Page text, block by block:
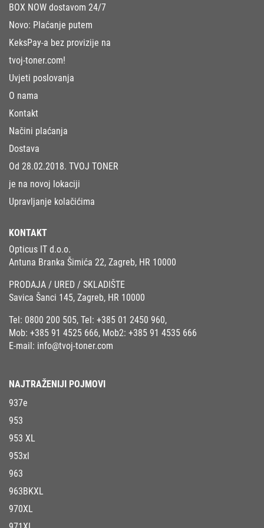
BOX NOW dostavom 24/7
Novo: Plaćanje putem
KeksPay-a bez provizije na
tvoj-toner.com!
Uvjeti poslovanja
O nama
Kontakt
Načini plaćanja
Dostava
Od 28.02.2018. TVOJ TONER
je na novoj lokaciji
Upravljanje kolačićima
KONTAKT
Opticus IT d.o.o.
Antuna Branka Šimića 22, Zagreb, HR 10000
PRODAJA / URED / SKLADIŠTE
Savica Šanci 145, Zagreb, HR 10000
Tel: 0800 200 505, Tel: +385 01 2450 960,
Mob: +385 91 4525 666, Mob2: +385 91 4535 666
E-mail: info@tvoj-toner.com
NAJTRAŽENIJI POJMOVI
937e
953
953 XL
953xl
963
963BKXL
970XL